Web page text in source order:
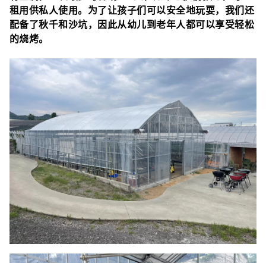
租用供私人使用。为了让孩子们可以安全地玩耍，我们还
配备了秋千和沙坑，因此从幼儿到老年人都可以享受轻松
的烧烤。